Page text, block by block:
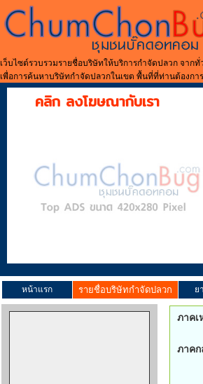
เว็บไซต์รวบรวมรายชื่อบริษัทให้บริการกำจัดปลวก จากทั่
เพื่อการค้นหาบริษัทกำจัดปลวกในเขต พื้นที่ที่ท่านต้องการ
คลิก ลงโฆษณากับเรา
หน้าแรก รายชื่อบริษัทกำจัดปลวก ย
ภาคเ
ภาคก